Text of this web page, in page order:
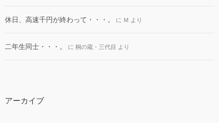
休日、高速千円が終わって・・・。 に Ｍ より
二年生同士・・・。 に 桐の蔵・三代目 より
アーカイブ